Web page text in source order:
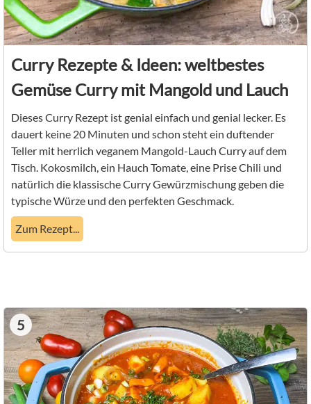
Curry Rezepte & Ideen: weltbestes
Gemüse Curry mit Mangold und Lauch
Dieses Curry Rezept ist genial einfach und genial lecker. Es
dauert keine 20 Minuten und schon steht ein duftender
Teller mit herrlich veganem Mangold-Lauch Curry auf dem
Tisch. Kokosmilch, ein Hauch Tomate, eine Prise Chili und
natürlich die klassische Curry Gewürzmischung geben die
typische Würze und den perfekten Geschmack.
Zum Rezept...
5